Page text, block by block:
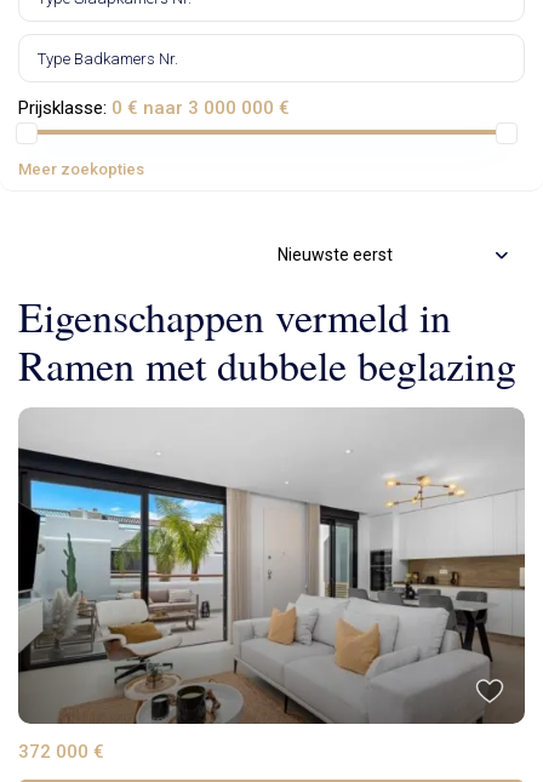
Prijsklasse: 0 € naar 3 000 000 €
Meer zoekopties
Nieuwste eerst
Eigenschappen vermeld in
Ramen met dubbele beglazing
372 000 €